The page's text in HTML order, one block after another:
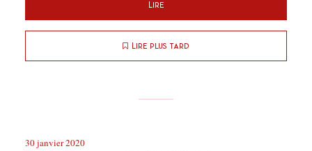
Lire
Lire plus tard
30 janvier 2020